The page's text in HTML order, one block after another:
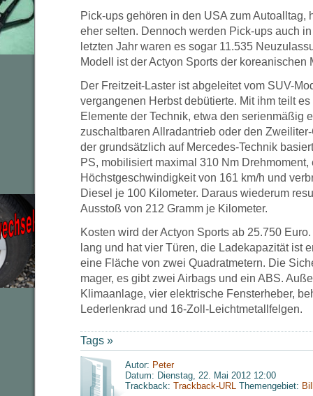
Pick-ups gehören in den USA zum Autoalltag,
eher selten. Dennoch werden Pick-ups auch
letzten Jahr waren es sogar 11.535
Modell ist der Actyon Sports der koreanischen
Der Freitzeit-Laster ist abgeleitet vom SUV-
vergangenen Herbst debütierte. Mit ihm teilt
Elemente der Technik, etwa den serienmäßig
zuschaltbaren Allradantrieb oder den
der grundsätzlich auf Mercedes-Technik
PS, mobilisiert maximal 310 Nm
Höchstgeschwindigkeit von 161 km/h und
Diesel je 100 Kilometer. Daraus wiederum
Ausstoß von 212 Gramm je Kilometer.
Kosten wird der Actyon Sports ab 25.750
lang und hat vier Türen, die Ladekapazität ist
eine Fläche von zwei Quadratmetern. Die
mager, es gibt zwei Airbags und ein ABS.
Klimaanlage, vier elektrische Fensterheber,
Lederlenkrad und 16-Zoll-Leichtmetallfelgen.
Tags »
Autor: Peter
Datum: Dienstag, 22. Mai 2012 12:00
Trackback: Trackback-URL Themengebiet: